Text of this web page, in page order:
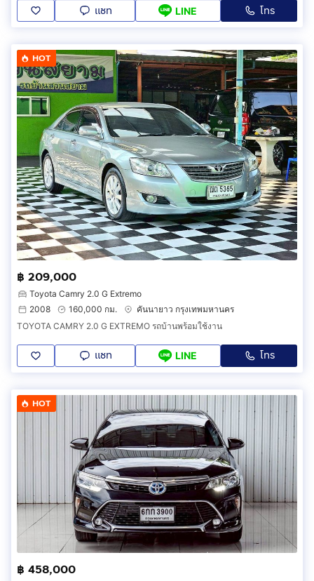
แชท LINE โทร
HOT
฿ 209,000
Toyota Camry 2.0 G Extremo
2008
160,000 กม.
คันนายาว กรุงเทพมหานคร
TOYOTA CAMRY 2.0 G EXTREMO รถบ้านพร้อมใช้งาน
แชท LINE โทร
HOT
฿ 458,000